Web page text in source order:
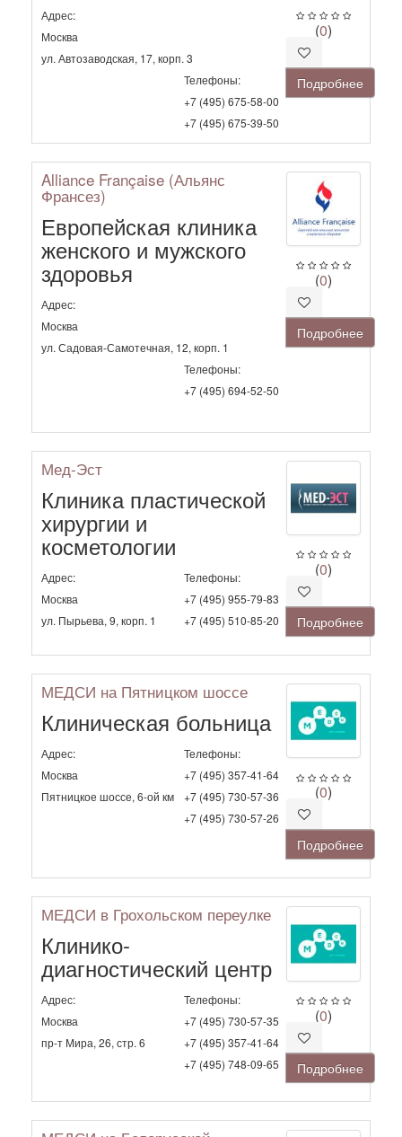
Адрес:
Москва
ул. Автозаводская, 17, корп. 3
Телефоны:
+7 (495) 675-58-00
+7 (495) 675-39-50
(0)
Подробнее
Alliance Française (Альянс
Франсез)
Европейская клиника
женского и мужского
здоровья
Адрес:
Москва
ул. Садовая-Самотечная, 12, корп. 1
Телефоны:
+7 (495) 694-52-50
(0)
Подробнее
Мед-Эст
Клиника пластической
хирургии и
косметологии
Адрес:
Москва
ул. Пырьева, 9, корп. 1
Телефоны:
+7 (495) 955-79-83
+7 (495) 510-85-20
(0)
Подробнее
МЕДСИ на Пятницком шоссе
Клиническая больница
Адрес:
Москва
Пятницкое шоссе, 6-ой км
Телефоны:
+7 (495) 357-41-64
+7 (495) 730-57-36
+7 (495) 730-57-26
(0)
Подробнее
МЕДСИ в Грохольском переулке
Клинико-
диагностический центр
Адрес:
Москва
пр-т Мира, 26, стр. 6
Телефоны:
+7 (495) 730-57-35
+7 (495) 357-41-64
+7 (495) 748-09-65
(0)
Подробнее